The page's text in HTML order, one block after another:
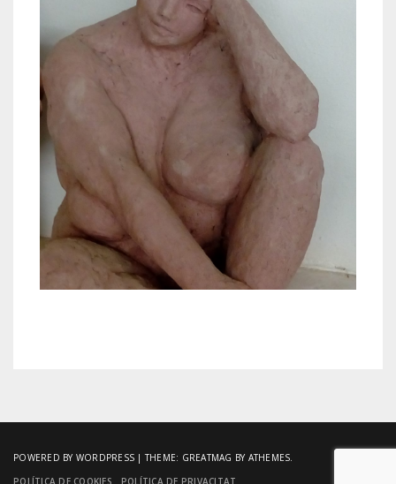
POWERED BY WORDPRESS |THEME: GREATMAG BY ATHEMES.
POLÍTICA DE COOKIES
POLÍTICA DE PRIVACITAT